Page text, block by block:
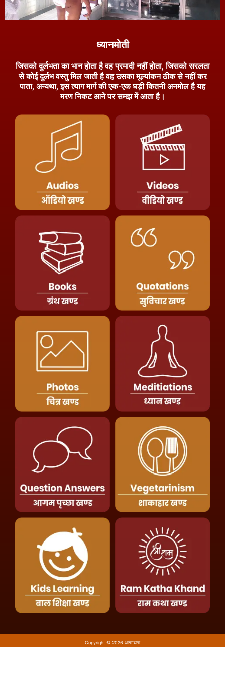
ध्यानमोती
जिसको दुर्लभता का भान होता है वह प्रमादी नहीं होता, जिसको सरलता
से कोई दुर्लभ वस्तु मिल जाती है वह उसका मूल्यांकन ठीक से नहीं कर
पाता, अन्यथा, इस त्याग मार्ग की एक-एक घड़ी कितनी अनमोल है यह
मरण निकट आने पर समझ में आता है।
Copyright © 2026 आगमधारा